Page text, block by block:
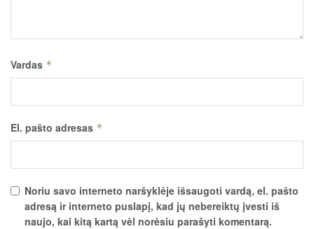
Vardas *
El. pašto adresas *
Noriu savo interneto naršyklėje išsaugoti vardą, el. pašto
adresą ir interneto puslapį, kad jų nebereiktų įvesti iš
naujo, kai kitą kartą vėl norėsiu parašyti komentarą.